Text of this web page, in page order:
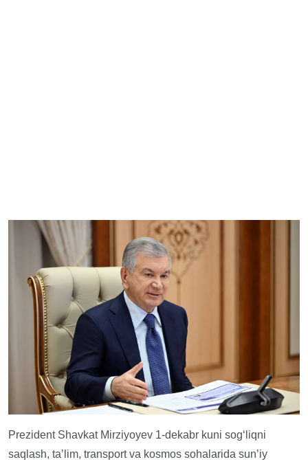
Prezident Shavkat Mirziyoyev 1-dekabr kuni sogʻliqni
saqlash, taʼlim, transport va kosmos sohalarida sunʼiy